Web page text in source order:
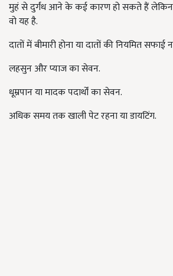
मुहं से दुर्गंध आने के कई कारण हो सकते हैं
वो यह है.
दातों में बीमारी होना या दातों की नियमित सफाई
लहसुन और प्याज का सेवन.
धूम्रपान या मादक पदार्थों का सेवन.
अधिक समय तक खाली पेट रहना या डायटिंग.